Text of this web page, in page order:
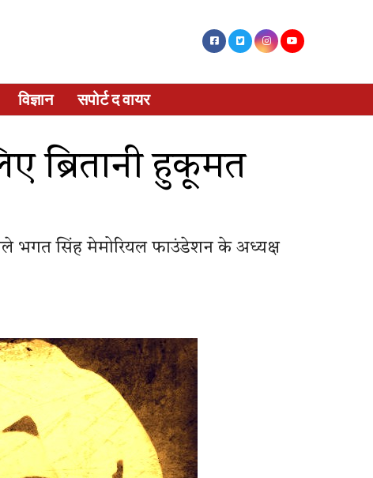
विज्ञान सपोर्ट द वायर
ब्रितानी हुकूमत
भगत सिंह मेमोरियल फाउंडेशन के अध्यक्ष